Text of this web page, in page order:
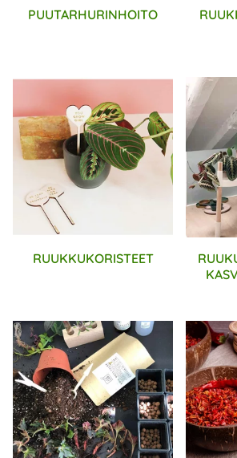
PUUTARHURINHOITO
RUUKKUKORISTEET